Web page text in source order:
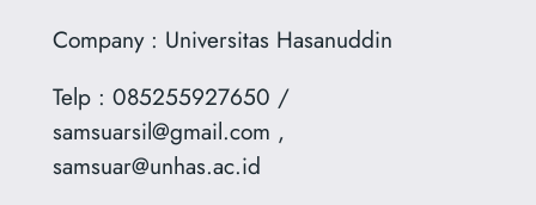
Company : Universitas Hasanuddin
Telp : 085255927650 /
samsuarsil@gmail.com ,
samsuar@unhas.ac.id